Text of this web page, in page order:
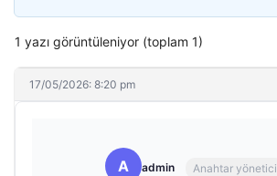
1 yazı görüntüleniyor (toplam 1)
17/05/2026: 8:20 pm
A admin Anahtar yönetici